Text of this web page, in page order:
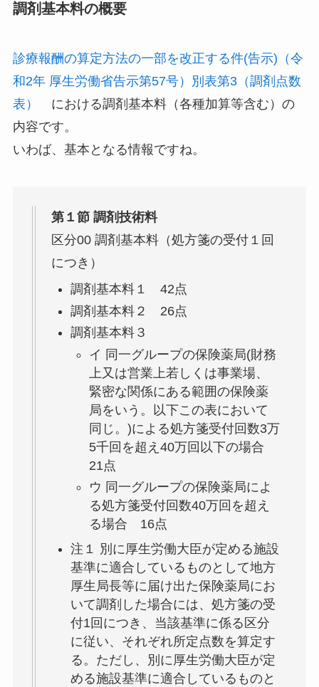
調剤基本料の概要
診療報酬の算定方法の一部を改正する件(告示)（令
和2年 厚生労働省告示第57号）別表第3（調剤点数
表）
における調剤基本料（各種加算等含む）の
内容です。
いわば、基本となる情報ですね。
第１節 調剤技術料
区分00 調剤基本料（処方箋の受付１回
につき）
調剤基本料１ 42点
調剤基本料２ 26点
調剤基本料３
イ 同一グループの保険薬局(財務
上又は営業上若しくは事業場、
緊密な関係にある範囲の保険薬
局をいう。以下この表において
同じ。)による処方箋受付回数3万
5千回を超え40万回以下の場合
21点
ウ 同一グループの保険薬局によ
る処方箋受付回数40万回を超え
る場合 16点
注１ 別に厚生労働大臣が定める施設
基準に適合しているものとして地方
厚生局長等に届け出た保険薬局にお
いて調剤した場合には、処方箋の受
付1回につき、当該基準に係る区分
に従い、それぞれ所定点数を算定す
る。ただし、別に厚生労働大臣が定
める施設基準に適合しているものと